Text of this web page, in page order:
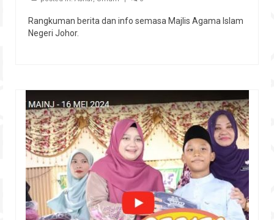
Rangkuman berita dan info semasa Majlis Agama Islam
Negeri Johor.